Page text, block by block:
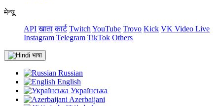
मेन्यू
API खाता कार्ट Twitch YouTube Trovo Kick VK Video Live
Instagram Telegram TikTok Others
भाषा
Russian
English
Українська
Azerbaijani